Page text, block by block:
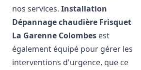
nos services.Installation
Dépannage chaudière Frisquet
La Garenne Colombes est
également équipé pour gérer les
interventions d'urgence, que ce